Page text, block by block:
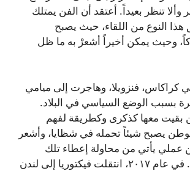
تنظر بعيداً. أعتقد أن الفن يمتلك
النوع من اللقاء، حيث يصبح
وحيث يمكن أخيراً أشعرْ به ما ظل
كراكاس، فنزويلا، وهاجرت إلى ميامي
بسبب الوضع السياسي في البلاد.
بقيت معها كذكرى وكطريقة لفهم
يصبح شيئاً تحمله في شظايا، وأشعر
عملي يأتي من محاولة إعطاء تلك
الشظائر جسداً”. في عام ٢٠١٧، انتقلت فيكتوريا إلى لندن